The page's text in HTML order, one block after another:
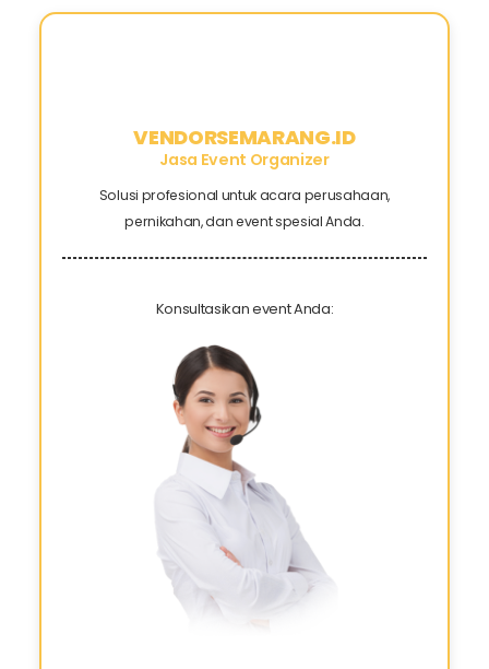
VENDORSEMARANG.ID
Jasa Event Organizer
Solusi profesional untuk acara perusahaan,
pernikahan, dan event spesial Anda.
Konsultasikan event Anda: